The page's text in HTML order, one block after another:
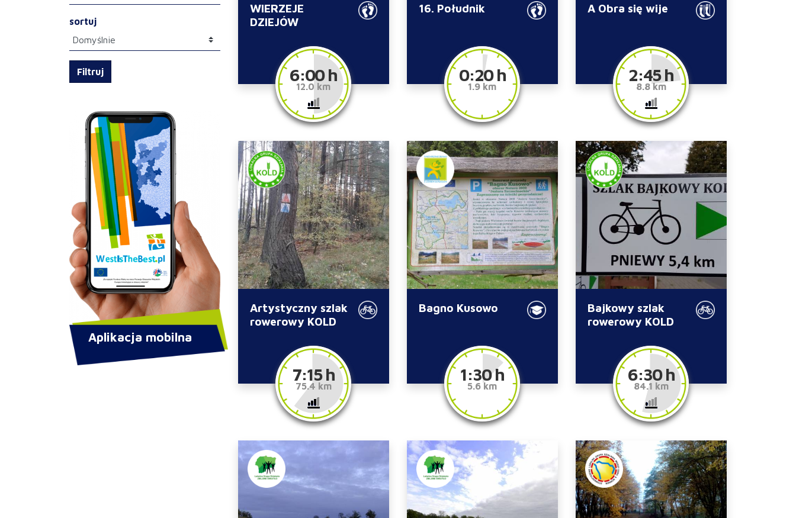
WIERZEJE
DZIEJÓW
6:00 h
12.0 km
16. Południk
0:20 h
1.9 km
A Obra się wije
2:45 h
8.8 km
Artystyczny szlak
rowerowy KOLD
7:15 h
75.4 km
Bagno Kusowo
1:30 h
5.6 km
Bajkowy szlak
rowerowy KOLD
6:30 h
84.1 km
sortuj
Filtruj
Aplikacja mobilna